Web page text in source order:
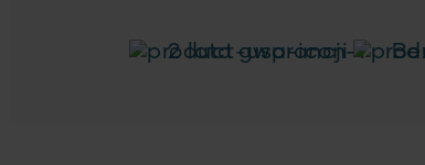
2 lata gwarancji